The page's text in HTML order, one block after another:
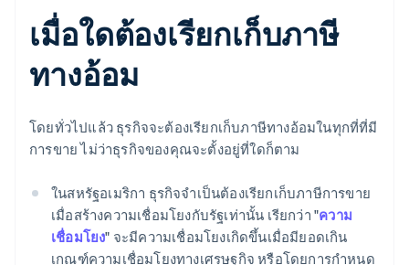
เมื่อใดต้องเรียกเก็บภาษี
ทางอ้อม
โดยทั่วไปแล้ว ธุรกิจจะต้องเรียกเก็บภาษีทางอ้อมในทุกที่ที่มี
การขาย ไม่ว่าธุรกิจของคุณจะตั้งอยู่ที่ใดก็ตาม
ในสหรัฐอเมริกา ธุรกิจจำเป็นต้องเรียกเก็บภาษีการขาย
เมื่อสร้างความเชื่อมโยงกับรัฐเท่านั้น เรียกว่า "ความ
เชื่อมโยง" จะมีความเชื่อมโยงเกิดขึ้นเมื่อมียอดเกิน
เกณฑ์ความเชื่อมโยงทางเศรษฐกิจ หรือโดยการกำหนด